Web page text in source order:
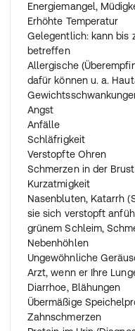
Wenn Sie/Ihr Kind die
Brechen Sie Ihre
Ihnen dies erlaubt. Ihr
Behandlung/die
Wenn Sie/Ihr Kind
Arzneimittels haben,
Energiemangel,
Erhöhte Temperatur
Gelegentlich: kann bis
betreffen
Allergische
dafür können u. a.
Angst
Anfälle
Schläfrigkeit
Verstopfte Ohren
Schmerzen in der Brust
Kurzatmigkeit
Nasenbluten, Katarrh
sie sich verstopft
grünem Schleim,
Nebenhöhlen
Ungewöhnliche
Arzt, wenn er Ihre
Diarrhoe, Blähungen
Übermäßige
Zahnschmerzen